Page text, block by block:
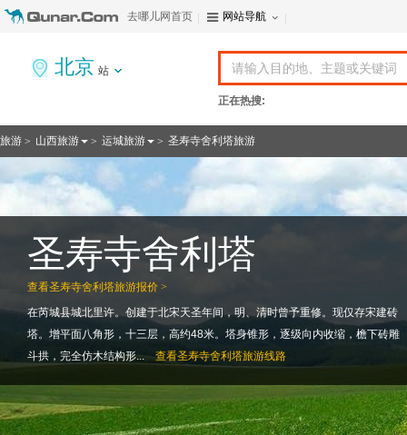
去哪儿网首页 网站导航
北京 站
正在热搜:
旅游 > 山西旅游 > 运城旅游 > 圣寿寺舍利塔旅游
查看圣寿寺舍利塔旅游报价 >
圣寿寺舍利塔
在芮城县城北里许。创建于北宋天圣年间，明、清时曾予重修。现仅存宋建砖
塔。增平面八角形，十三层，高约48米。塔身锥形，逐级向内收缩，檐下砖雕
斗拱，完全仿木结构形...
查看圣寿寺舍利塔旅游线路